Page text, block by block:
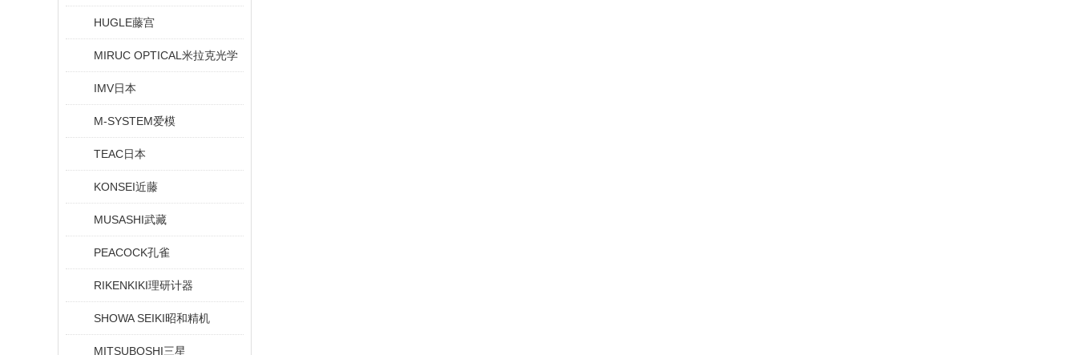
HUGLE藤宫
MIRUC OPTICAL米拉克光学
IMV日本
M-SYSTEM爱模
TEAC日本
KONSEI近藤
MUSASHI武藏
PEACOCK孔雀
RIKENKIKI理研计器
SHOWA SEIKI昭和精机
MITSUBOSHI三星